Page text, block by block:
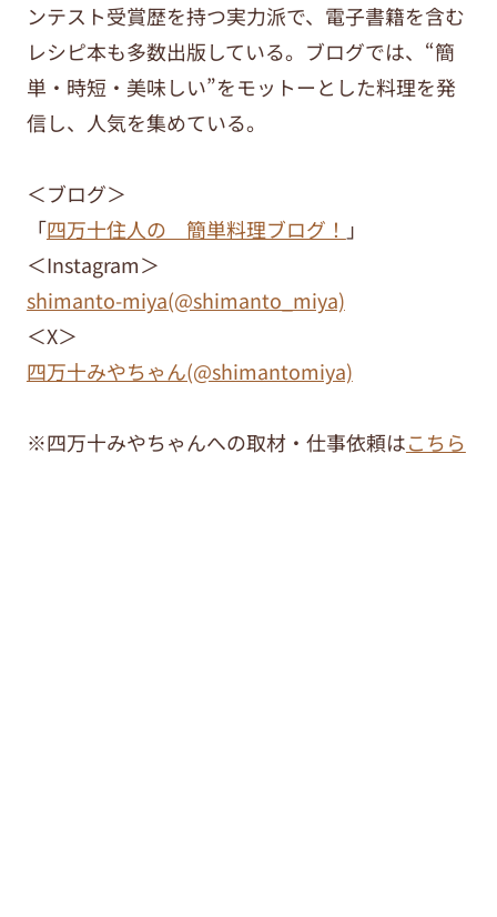
ンテスト受賞歴を持つ実力派で、電子書籍を含む
レシピ本も多数出版している。ブログでは、“簡
単・時短・美味しい”をモットーとした料理を発
信し、人気を集めている。
＜ブログ＞
「四万十住人の 簡単料理ブログ！ 」
＜Instagram＞
shimanto-miya(@shimanto_miya)
＜X＞
四万十みやちゃん(@shimantomiya)
※四万十みやちゃんへの取材・仕事依頼はこちら